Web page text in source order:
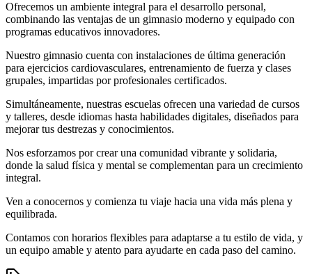
Ofrecemos un ambiente integral para el desarrollo personal,
combinando las ventajas de un gimnasio moderno y equipado con
programas educativos innovadores.
Nuestro gimnasio cuenta con instalaciones de última generación
para ejercicios cardiovasculares, entrenamiento de fuerza y clases
grupales, impartidas por profesionales certificados.
Simultáneamente, nuestras escuelas ofrecen una variedad de cursos
y talleres, desde idiomas hasta habilidades digitales, diseñados para
mejorar tus destrezas y conocimientos.
Nos esforzamos por crear una comunidad vibrante y solidaria,
donde la salud física y mental se complementan para un crecimiento
integral.
Ven a conocernos y comienza tu viaje hacia una vida más plena y
equilibrada.
Contamos con horarios flexibles para adaptarse a tu estilo de vida, y
un equipo amable y atento para ayudarte en cada paso del camino.